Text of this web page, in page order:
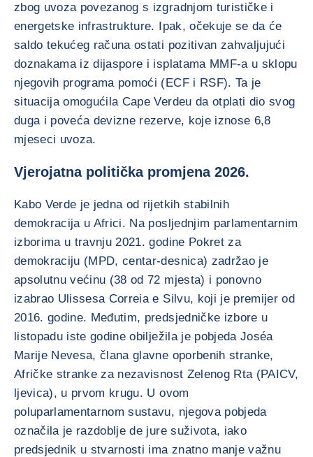
zbog uvoza povezanog s izgradnjom turističke i
energetske infrastrukture. Ipak, očekuje se da će
saldo tekućeg računa ostati pozitivan zahvaljujući
doznakama iz dijaspore i isplatama MMF-a u sklopu
njegovih programa pomoći (ECF i RSF). Ta je
situacija omogućila Cape Verdeu da otplati dio svog
duga i poveća devizne rezerve, koje iznose 6,8
mjeseci uvoza.
Vjerojatna politička promjena 2026.
Kabo Verde je jedna od rijetkih stabilnih
demokracija u Africi. Na posljednjim parlamentarnim
izborima u travnju 2021. godine Pokret za
demokraciju (MPD, centar-desnica) zadržao je
apsolutnu većinu (38 od 72 mjesta) i ponovno
izabrao Ulissesa Correia e Silvu, koji je premijer od
2016. godine. Međutim, predsjedničke izbore u
listopadu iste godine obilježila je pobjeda Joséa
Marije Nevesa, člana glavne oporbenih stranke,
Afričke stranke za nezavisnost Zelenog Rta (PAICV,
ljevica), u prvom krugu. U ovom
poluparlamentarnom sustavu, njegova pobjeda
označila je razdoblje de jure suživota, iako
predsjednik u stvarnosti ima znatno manje važnu